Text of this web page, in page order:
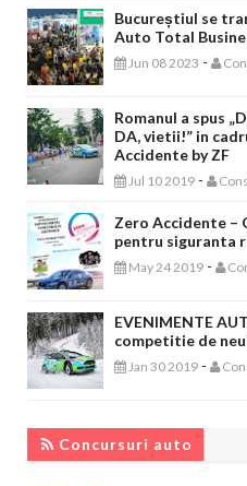
Bucureștiul se
Auto Total
Jun 08 2023 -
Romanul a spus
DA, vietii!” in
Accidente by ZF
Jul 10 2019 -
Zero Accidente –
pentru siguranta
May 24 2019 -
EVENIMENTE
competitie de
Jan 30 2019 -
Concursuri auto